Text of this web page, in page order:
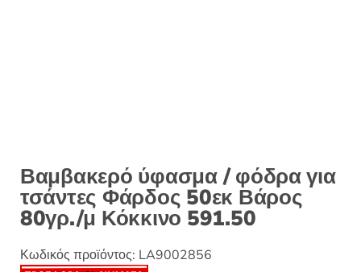
Βαμβακερό ύφασμα / φόδρα για
τσάντες Φάρδος 50εκ Βάρος
80γρ./μ Κόκκινο 591.50
Κωδικός προϊόντος: LA9002856